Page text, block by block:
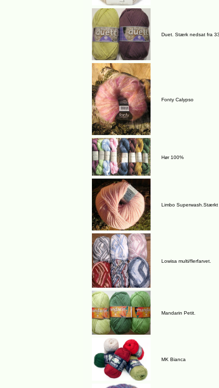
Duet. Stærk nedsat fra
Fonty Calypso
Hør 100%
Limbo
Lowisa multi/flerfarvet.
Mandarin Petit.
MK Bianca